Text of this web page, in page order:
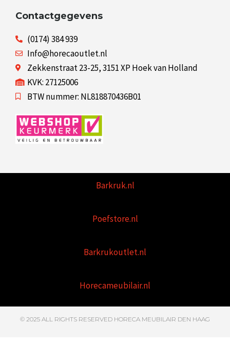
Contactgegevens
(0174) 384 939
Info@horecaoutlet.nl
Zekkenstraat 23-25, 3151 XP Hoek van Holland
KVK: 27125006
BTW nummer: NL818870436B01
Barkruk.nl
Poefstore.nl
Barkrukoutlet.nl
Horecameubilair.nl
© 2025 ALL RIGHTS RESERVED HORECA MEUBILAIR DEN HAAG